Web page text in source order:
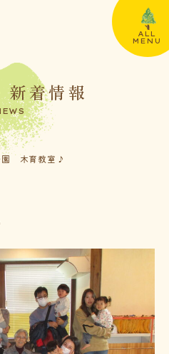
ALL
MENU
新着情報
園 木育教室♪